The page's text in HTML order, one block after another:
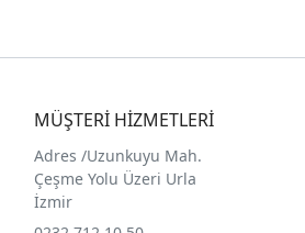
MÜŞTERİ HİZMETLERİ
Adres /Uzunkuyu Mah.
Çeşme Yolu Üzeri Urla
İzmir